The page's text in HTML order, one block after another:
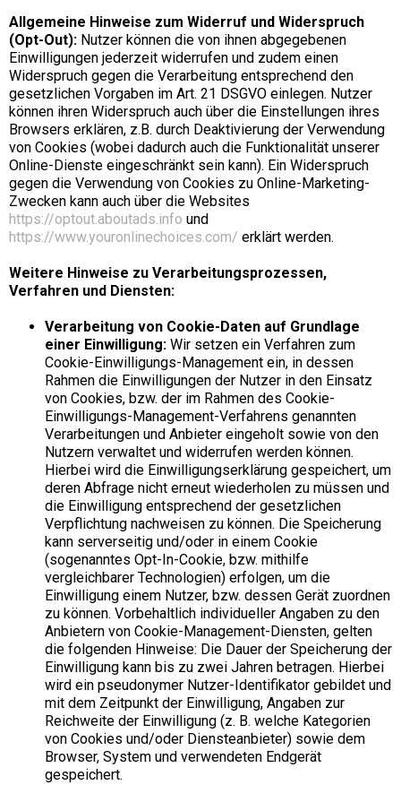
Allgemeine Hinweise zum Widerruf und Widerspruch
(Opt-Out): Nutzer können die von ihnen abgegebenen
Einwilligungen jederzeit widerrufen und zudem einen
Widerspruch gegen die Verarbeitung entsprechend den
gesetzlichen Vorgaben im Art. 21 DSGVO einlegen. Nutzer
können ihren Widerspruch auch über die Einstellungen ihres
Browsers erklären, z.B. durch Deaktivierung der Verwendung
von Cookies (wobei dadurch auch die Funktionalität unserer
Online-Dienste eingeschränkt sein kann). Ein Widerspruch
gegen die Verwendung von Cookies zu Online-Marketing-
Zwecken kann auch über die Websites
https://optout.aboutads.info und
https://www.youronlinechoices.com/ erklärt werden.
Weitere Hinweise zu Verarbeitungsprozessen,
Verfahren und Diensten:
Verarbeitung von Cookie-Daten auf Grundlage
einer Einwilligung: Wir setzen ein Verfahren zum
Cookie-Einwilligungs-Management ein, in dessen
Rahmen die Einwilligungen der Nutzer in den Einsatz
von Cookies, bzw. der im Rahmen des Cookie-
Einwilligungs-Management-Verfahrens genannten
Verarbeitungen und Anbieter eingeholt sowie von den
Nutzern verwaltet und widerrufen werden können.
Hierbei wird die Einwilligungserklärung gespeichert, um
deren Abfrage nicht erneut wiederholen zu müssen und
die Einwilligung entsprechend der gesetzlichen
Verpflichtung nachweisen zu können. Die Speicherung
kann serverseitig und/oder in einem Cookie
(sogenanntes Opt-In-Cookie, bzw. mithilfe
vergleichbarer Technologien) erfolgen, um die
Einwilligung einem Nutzer, bzw. dessen Gerät zuordnen
zu können. Vorbehaltlich individueller Angaben zu den
Anbietern von Cookie-Management-Diensten, gelten
die folgenden Hinweise: Die Dauer der Speicherung der
Einwilligung kann bis zu zwei Jahren betragen. Hierbei
wird ein pseudonymer Nutzer-Identifikator gebildet und
mit dem Zeitpunkt der Einwilligung, Angaben zur
Reichweite der Einwilligung (z. B. welche Kategorien
von Cookies und/oder Diensteanbieter) sowie dem
Browser, System und verwendeten Endgerät
gespeichert.